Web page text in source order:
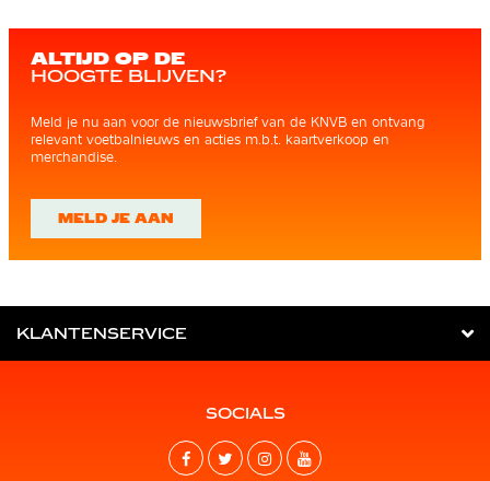
ALTIJD OP DE
HOOGTE BLIJVEN?
Meld je nu aan voor de nieuwsbrief van de KNVB en ontvang
relevant voetbalnieuws en acties m.b.t. kaartverkoop en
merchandise.
MELD JE AAN
KLANTENSERVICE
SOCIALS